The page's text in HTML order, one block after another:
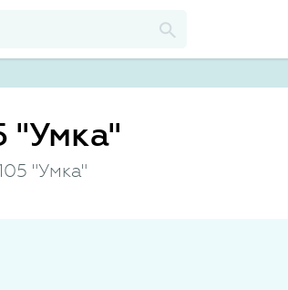
"Умка"
"Умка"